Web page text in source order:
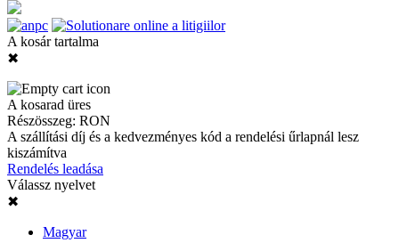
A kosár tartalma
✖
A kosarad üres
Részösszeg: RON
A szállítási díj és a kedvezményes kód a rendelési űrlapnál lesz
kiszámítva
Rendelés leadása
Válassz nyelvet
✖
Magyar